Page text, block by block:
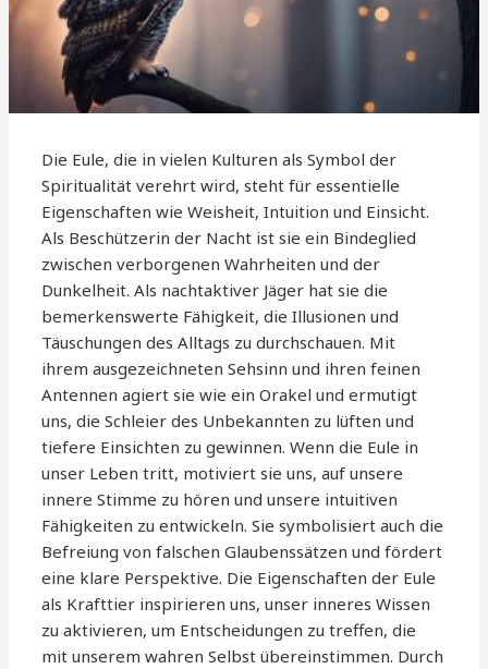
Die Eule, die in vielen Kulturen als Symbol der
Spiritualität verehrt wird, steht für essentielle
Eigenschaften wie Weisheit, Intuition und Einsicht.
Als Beschützerin der Nacht ist sie ein Bindeglied
zwischen verborgenen Wahrheiten und der
Dunkelheit. Als nachtaktiver Jäger hat sie die
bemerkenswerte Fähigkeit, die Illusionen und
Täuschungen des Alltags zu durchschauen. Mit
ihrem ausgezeichneten Sehsinn und ihren feinen
Antennen agiert sie wie ein Orakel und ermutigt
uns, die Schleier des Unbekannten zu lüften und
tiefere Einsichten zu gewinnen. Wenn die Eule in
unser Leben tritt, motiviert sie uns, auf unsere
innere Stimme zu hören und unsere intuitiven
Fähigkeiten zu entwickeln. Sie symbolisiert auch die
Befreiung von falschen Glaubenssätzen und fördert
eine klare Perspektive. Die Eigenschaften der Eule
als Krafttier inspirieren uns, unser inneres Wissen
zu aktivieren, um Entscheidungen zu treffen, die
mit unserem wahren Selbst übereinstimmen. Durch